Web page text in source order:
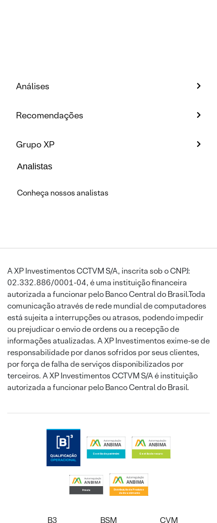
Análises
Recomendações
Grupo XP
Analistas
Conheça nossos analistas
A XP Investimentos CCTVM S/A, inscrita sob o CNPJ:
02.332.886/0001-04, é uma instituição financeira
autorizada a funcionar pelo Banco Central do Brasil.Toda
comunicação através de rede mundial de computadores
está sujeita a interrupções ou atrasos, podendo impedir
ou prejudicar o envio de ordens ou a recepção de
informações atualizadas. A XP Investimentos exime-se de
responsabilidade por danos sofridos por seus clientes,
por força de falha de serviços disponibilizados por
terceiros. A XP Investimentos CCTVM S/A é instituição
autorizada a funcionar pelo Banco Central do Brasil.
B3 BSM CVM